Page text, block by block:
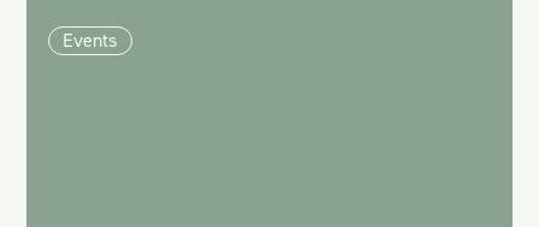
Events